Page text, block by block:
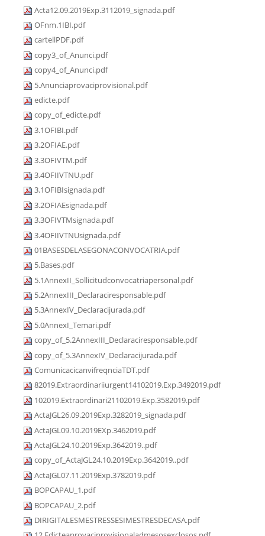
Acta12.09.2019Exp.3112019_signada.pdf
OFnm.1IBI.pdf
cartellPDF.pdf
copy3_of_Anunci.pdf
copy4_of_Anunci.pdf
5.Anunciaprovaciprovisional.pdf
edicte.pdf
copy_of_edicte.pdf
3.1OFIBI.pdf
3.2OFIAE.pdf
3.3OFIVTM.pdf
3.4OFIIVTNU.pdf
3.1OFIBIsignada.pdf
3.2OFIAEsignada.pdf
3.3OFIVTMsignada.pdf
3.4OFIIVTNUsignada.pdf
01BASESDELASEGONACONVOCATRIA.pdf
5.Bases.pdf
5.1AnnexII_Sollicitudconvocatriapersonal.pdf
5.2AnnexIII_Declaraciresponsable.pdf
5.3AnnexIV_Declaracijurada.pdf
5.0AnnexI_Temari.pdf
copy_of_5.2AnnexIII_Declaraciresponsable.pdf
copy_of_5.3AnnexIV_Declaracijurada.pdf
ComunicacicanvifreqnciaTDT.pdf
82019.Extraordinariiurgent14102019.Exp.3492019.pdf
102019.Extraordinari21102019.Exp.3582019.pdf
ActaJGL26.09.2019Exp.3282019_signada.pdf
ActaJGL09.10.2019EXp.3462019.pdf
ActaJGL24.10.2019Exp.3642019..pdf
copy_of_ActaJGL24.10.2019Exp.3642019..pdf
ActaJGL07.11.2019Exp.3782019.pdf
BOPCAPAU_1.pdf
BOPCAPAU_2.pdf
DIRIGITALESMESTRESSESIMESTRESDECASA.pdf